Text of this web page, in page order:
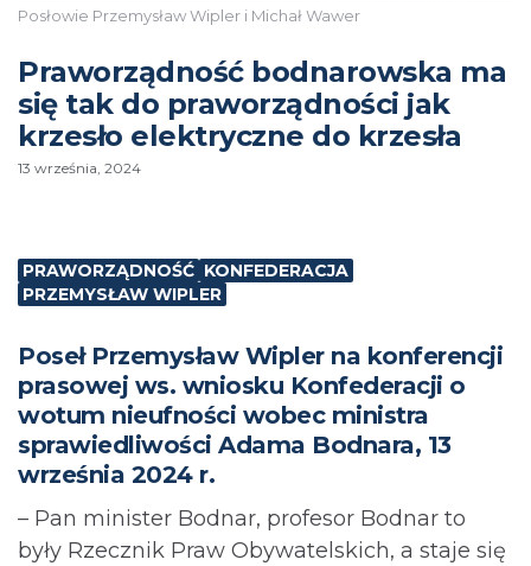
Posłowie Przemysław Wipler i Michał Wawer
Praworządność bodnarowska ma
się tak do praworządności jak
krzesło elektryczne do krzesła
13 września, 2024
PRAWORZĄDNOŚĆ KONFEDERACJA
PRZEMYSŁAW WIPLER
Poseł Przemysław Wipler na konferencji
prasowej ws. wniosku Konfederacji o
wotum nieufności wobec ministra
sprawiedliwości Adama Bodnara, 13
września 2024 r.
– Pan minister Bodnar, profesor Bodnar to
były Rzecznik Praw Obywatelskich, a staje się